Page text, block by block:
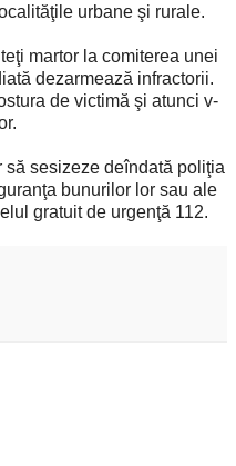
urbane şi rurale.
martor la comiterea unei
dezarmează infractorii.
de victimă şi atunci v-
să sesizeze deîndată poliţia
bunurilor lor sau ale
gratuit de urgenţă 112.